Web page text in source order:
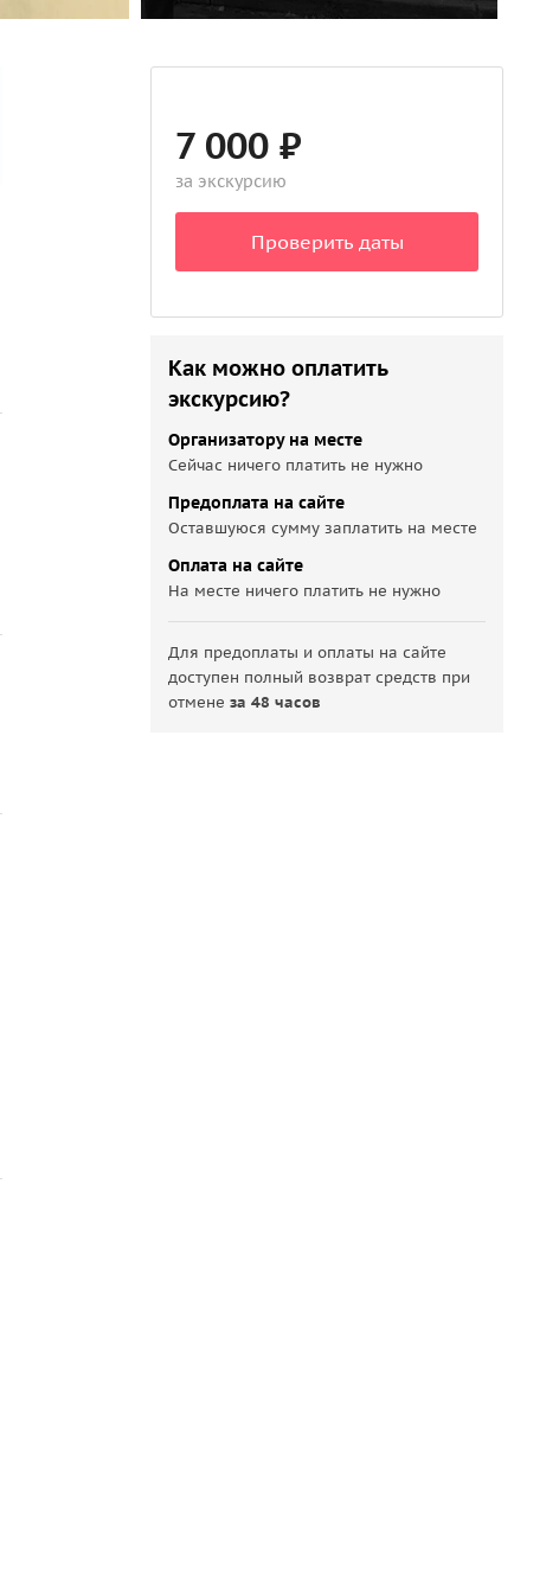
7 000 ₽
за экскурсию
Проверить даты
Как можно оплатить
экскурсию?
Организатору на месте
Сейчас ничего платить не нужно
Предоплата на сайте
Оставшуюся сумму заплатить на месте
Оплата на сайте
На месте ничего платить не нужно
Для предоплаты и оплаты на сайте
доступен полный возврат средств при
отменеза 48 часов